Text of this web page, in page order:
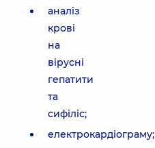
аналіз
крові
на
вірусні
гепатити
та
сифіліс;
електрокардіограму;